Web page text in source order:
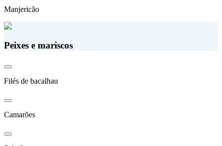
Manjericão
Peixes e mariscos
Filés de bacalhau
Camarões